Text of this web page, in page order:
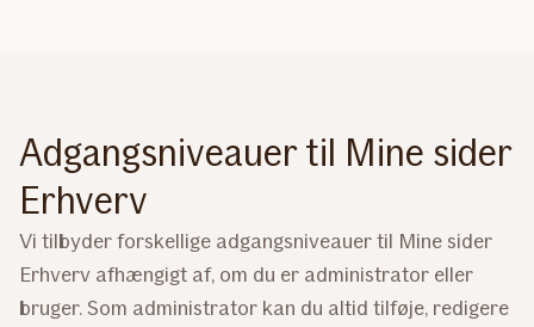
Adgangsniveauer til Mine sider
Erhverv
Vi tilbyder forskellige adgangsniveauer til Mine sider
Erhverv afhængigt af, om du er administrator eller
bruger. Som administrator kan du altid tilføje, redigere